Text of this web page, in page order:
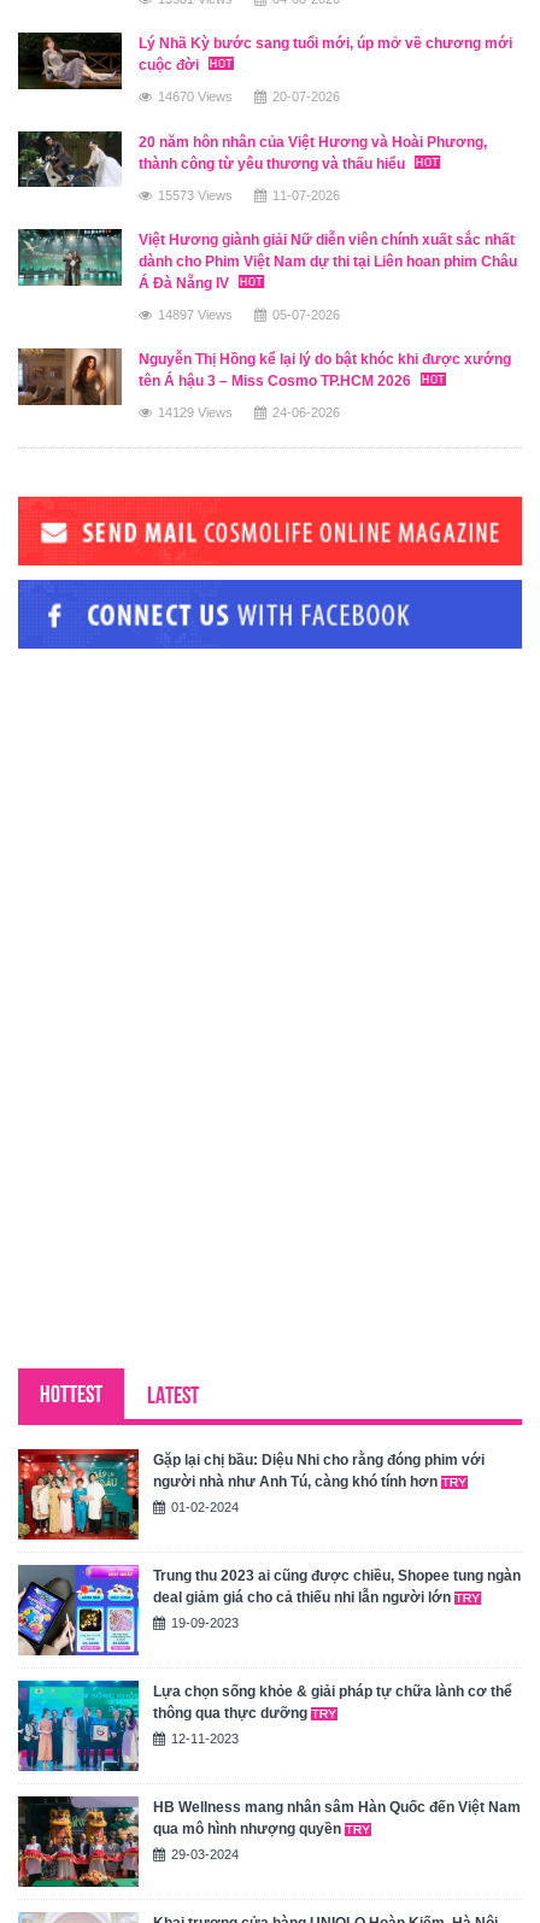
Lý Nhã Kỳ bước sang tuổi mới, úp mở về chương mới
cuộc đời
14670 Views 20-07-2026
20 năm hôn nhân của Việt Hương và Hoài Phương,
thành công từ yêu thương và thấu hiểu
15573 Views 11-07-2026
Việt Hương giành giải Nữ diễn viên chính xuất sắc nhất
dành cho Phim Việt Nam dự thi tại Liên hoan phim Châu
Á Đà Nẵng IV
14897 Views 05-07-2026
Nguyễn Thị Hồng kể lại lý do bật khóc khi được xướng
tên Á hậu 3 – Miss Cosmo TP.HCM 2026
14129 Views 24-06-2026
HOTTEST LATEST
Gặp lại chị bầu: Diệu Nhi cho rằng đóng phim với
người nhà như Anh Tú, càng khó tính hơn
01-02-2024
Trung thu 2023 ai cũng được chiều, Shopee tung ngàn
deal giảm giá cho cả thiếu nhi lẫn người lớn
19-09-2023
Lựa chọn sống khỏe & giải pháp tự chữa lành cơ thể
thông qua thực dưỡng
12-11-2023
HB Wellness mang nhân sâm Hàn Quốc đến Việt Nam
qua mô hình nhượng quyền
29-03-2024